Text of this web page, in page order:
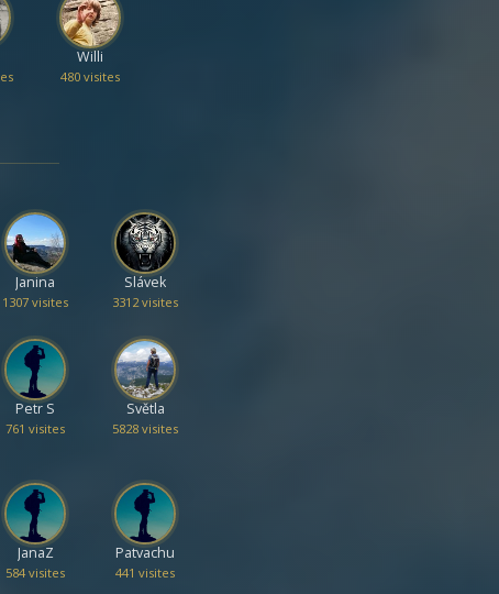
Willi
480 visites
Janina
1307 visites
Slávek
3312 visites
Petr S
761 visites
Světla
5828 visites
JanaZ
584 visites
Patvachu
441 visites